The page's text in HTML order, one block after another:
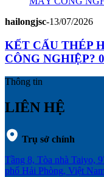
hailongjsc-13/07/2026
KẾT CẤU THÉP
CÔNG NGHIỆP?
Thông tin
LIÊN HỆ
Trụ sở chính
Tầng 8, Tòa nhà Taiyo,
phố Hải Phòng, Việt Nam